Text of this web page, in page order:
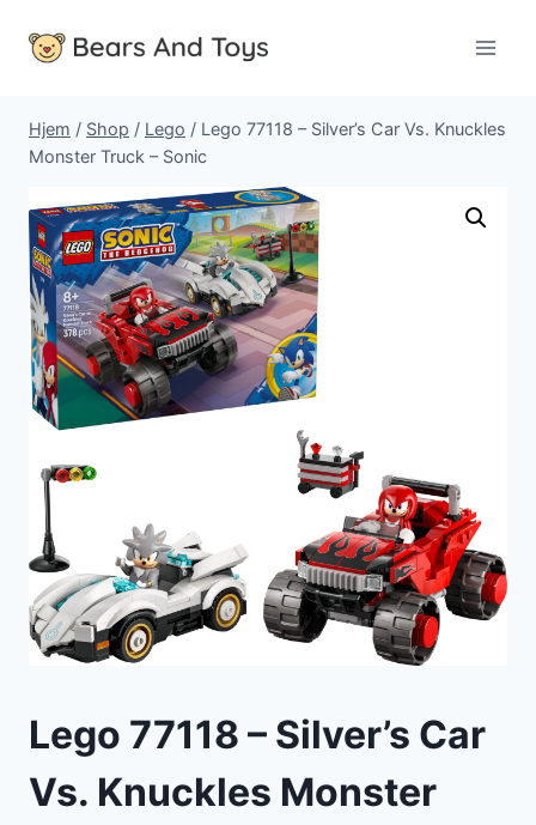
Hjem / Shop / Lego / Lego 77118 – Silver’s Car Vs. Knuckles
Monster Truck – Sonic
Lego 77118 – Silver’s Car
Vs. Knuckles Monster